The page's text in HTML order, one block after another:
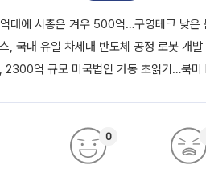
대에 시총은 겨우 500억…구영테크 낮은
, 국내 유일 차세대 반도체 공정 로봇 개발
2300억 규모 미국법인 가동 초읽기…북미
0